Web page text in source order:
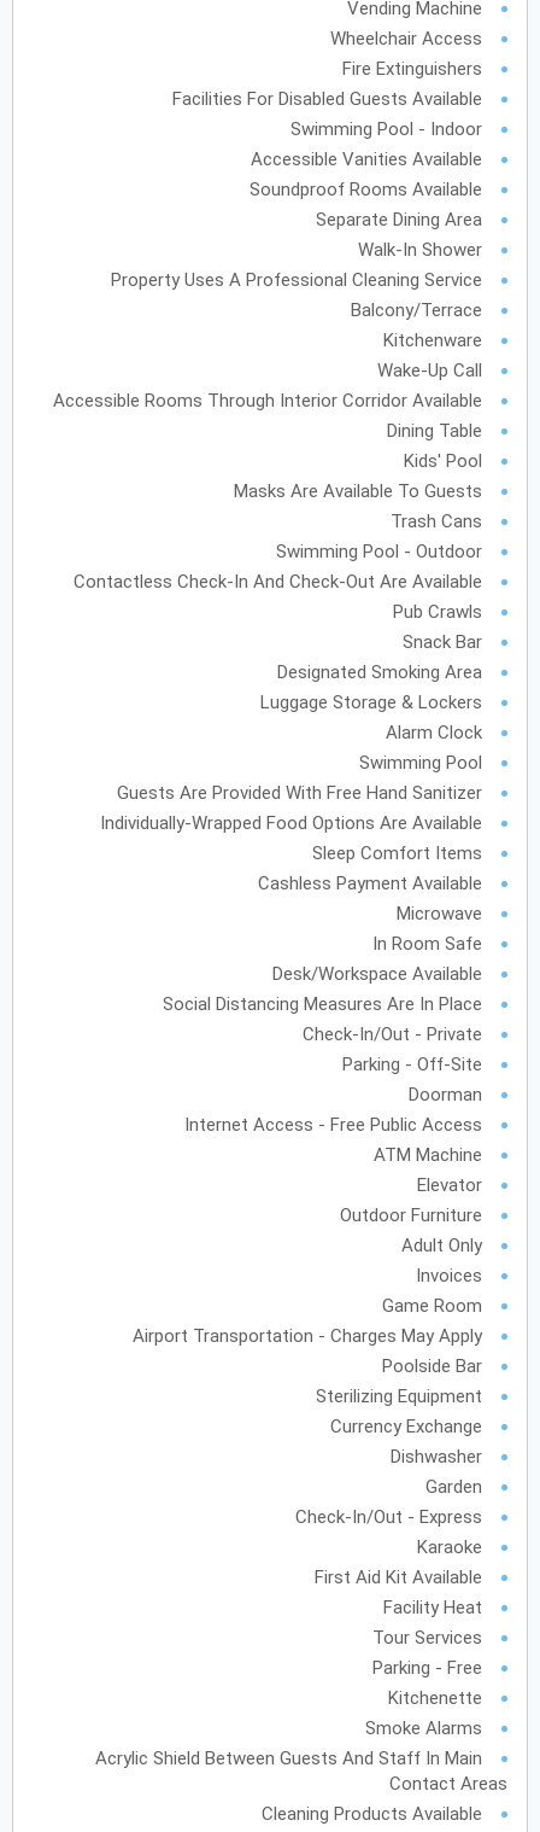
27
28
29
Vending Machine
Wheelchair Access
Fire Extinguishers
Facilities For Disabled Guests Available
Swimming Pool - Indoor
Accessible Vanities Available
Soundproof Rooms Available
Separate Dining Area
Walk-In Shower
Property Uses A Professional Cleaning Service
Balcony/Terrace
Kitchenware
Wake-Up Call
Accessible Rooms Through Interior Corridor Available
Dining Table
Kids' Pool
Masks Are Available To Guests
Trash Cans
Swimming Pool - Outdoor
Contactless Check-In And Check-Out Are Available
Pub Crawls
Snack Bar
Designated Smoking Area
Luggage Storage & Lockers
Alarm Clock
Swimming Pool
Guests Are Provided With Free Hand Sanitizer
Individually-Wrapped Food Options Are Available
Sleep Comfort Items
Cashless Payment Available
Microwave
In Room Safe
Desk/Workspace Available
Social Distancing Measures Are In Place
Check-In/Out - Private
Parking - Off-Site
Doorman
Internet Access - Free Public Access
ATM Machine
Elevator
Outdoor Furniture
Adult Only
Invoices
Game Room
Airport Transportation - Charges May Apply
Poolside Bar
Sterilizing Equipment
Currency Exchange
Dishwasher
Garden
Check-In/Out - Express
Karaoke
First Aid Kit Available
Facility Heat
Tour Services
Parking - Free
Kitchenette
Smoke Alarms
Acrylic Shield Between Guests And Staff In Main
Contact Areas
Cleaning Products Available